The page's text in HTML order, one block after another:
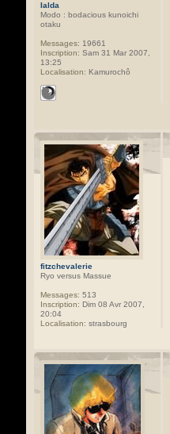
Ialda
Modo : bodacious kunoichi
otaku
Messages: 19661
Inscription: Sam 31 Mar 2007,
13:25
Localisation: Kamurochô
fitzchevalerie
Ryo versus Massue
Messages: 513
Inscription: Dim 08 Avr 2007,
20:04
Localisation: strasbourg